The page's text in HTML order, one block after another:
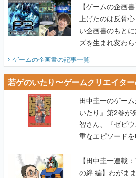
【ゲームの企画
上げたのは反骨
い企画書のもと
ズを生まれ変わ
ビュー】
ゲームの企画書の記事一覧
若ゲのいたり〜ゲームクリエイタ
田中圭一のゲー
いたり』第2巻が
智さん、『ゼビ
重なエピソード
【田中圭一連載：
の絆 編】わがま